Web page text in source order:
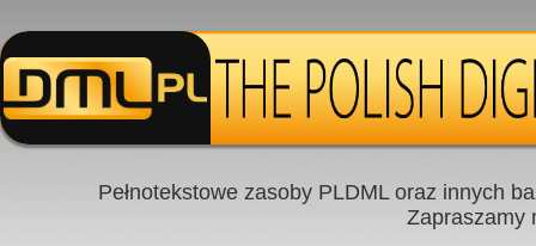
Pełnotekstowe zasoby PLDML oraz innych
Zapraszamy